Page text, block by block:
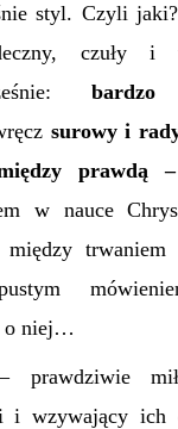
styl. Czyli
czuły i
bardzo
surowy i
prawdą
w nauce
między
o niej…
prawdziwie
i wzywający ich